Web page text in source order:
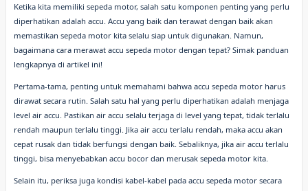
Ketika kita memiliki sepeda motor, salah satu komponen penting yang perlu
diperhatikan adalah accu. Accu yang baik dan terawat dengan baik akan
memastikan sepeda motor kita selalu siap untuk digunakan. Namun,
bagaimana cara merawat accu sepeda motor dengan tepat? Simak panduan
lengkapnya di artikel ini!
Pertama-tama, penting untuk memahami bahwa accu sepeda motor harus
dirawat secara rutin. Salah satu hal yang perlu diperhatikan adalah menjaga
level air accu. Pastikan air accu selalu terjaga di level yang tepat, tidak terlalu
rendah maupun terlalu tinggi. Jika air accu terlalu rendah, maka accu akan
cepat rusak dan tidak berfungsi dengan baik. Sebaliknya, jika air accu terlalu
tinggi, bisa menyebabkan accu bocor dan merusak sepeda motor kita.
Selain itu, periksa juga kondisi kabel-kabel pada accu sepeda motor secara